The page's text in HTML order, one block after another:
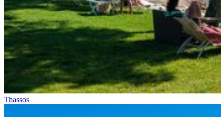
Thassos